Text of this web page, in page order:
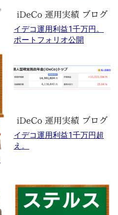
イデコ運用利益1千万円。
ポートフォリオ公開
イデコ運用利益1千万円超
え。